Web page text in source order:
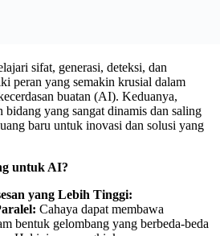
sifat, generasi, deteksi, dan
peran yang semakin krusial dalam
buatan (AI). Keduanya,
yang sangat dinamis dan saling
baru untuk inovasi dan solusi yang
untuk AI?
yang Lebih Tinggi:
Cahaya dapat membawa
bentuk gelombang yang berbeda-beda